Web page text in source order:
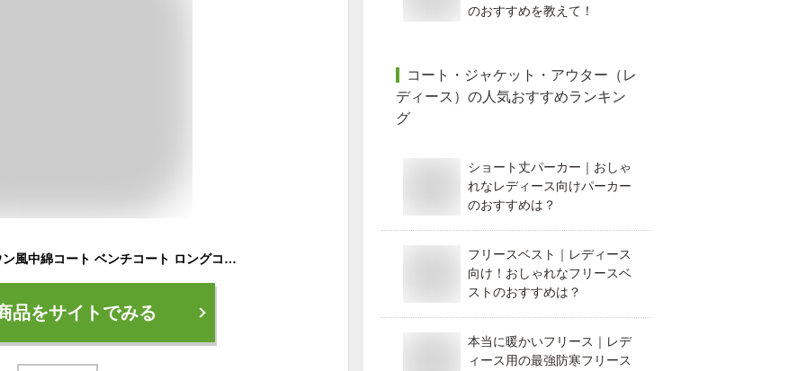
[BryQrvy] ロングダウン風中綿コート ベンチコート ロングコート アウター コート 裾にボタン付き 動きやすい レディース カジュアル 通勤 バイク スポーツ観戦 綺麗 おしゃれ かわいい 防寒 秋冬 大きいサイズ(ブラック,L)
品をサイトでみる
のおすすめを教えて！
コート・ジャケット・アウター（レ
ディース） の人気おすすめランキン
グ
ショート丈パーカー｜おしゃ
れなレディース向けパーカー
のおすすめは？
フリースベスト｜レディース
向け！おしゃれなフリースベ
ストのおすすめは？
本当に暖かいフリース｜レデ
ィース用の最強防寒フリース